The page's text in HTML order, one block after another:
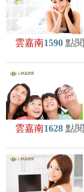
雲嘉南1590 點閱
雲嘉南1628 點閱